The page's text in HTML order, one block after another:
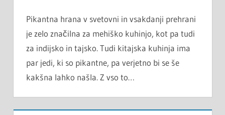
Pikantna hrana v svetovni in vsakdanji prehrani
je zelo značilna za mehiško kuhinjo, kot pa tudi
za indijsko in tajsko. Tudi kitajska kuhinja ima
par jedi, ki so pikantne, pa verjetno bi se še
kakšna lahko našla. Z vso to…